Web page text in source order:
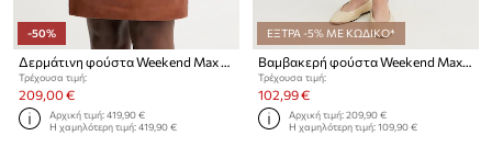
-50%
Δερμάτινη φούστα Weekend Max Mara PAPAILE
Τρέχουσα τιμή:
209,00 €
Αρχική τιμή:419,90 €
Η χαμηλότερη τιμή:419,90 €
ΕΞΤΡΑ -5% ΜΕ ΚΩΔΙΚΟ*
Βαμβακερή φούστα Weekend Max Mara
Τρέχουσα τιμή:
102,99 €
Αρχική τιμή:209,90 €
Η χαμηλότερη τιμή:109,90 €